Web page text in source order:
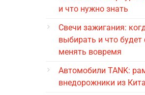
и что нужно знать
Свечи зажигания:
выбирать и что будет
менять вовремя
Автомобили TANK:
внедорожники из